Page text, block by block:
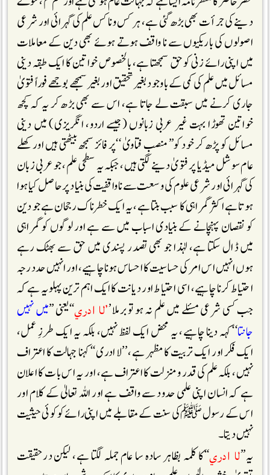
دینے کی جرأت بھی بڑھ گئی ہے، ہر کس و ناکس علم کی گہرائی اور شرعی
اصولوں کی باریکیوں سے نا واقف ہوتے ہوئے بھی دین کے معاملات
میں اپنی رائے زنی کو حق سمجھتا ہے، بالخصوص خواتین کا ایک طبقہ دینی
مسائل میں علم کی کمی کے باوجود بغیر تحقیق اور بغیر سمجھے بوجھے فوراً فتویٰ
جاری کرنے میں سبقت لے جاتا ہے، اس سے بھی بڑھ کر یہ کہ کچھ
خواتین تھوڑا بہت غیر عربی زبانوں (جیسے اردو، انگریزی) میں دینی
مسائل کو پڑھ کر خود کو’’ منصب فتاویٰ ‘‘پر فائز سمجھ بیٹھتی ہیں اور کھلے
عام سوشل میڈیا پر فتویٰ دینے لگتی ہیں، جبکہ یہ سطحی علم، جو عربی زبان
کی گہرائی اور شرعی علوم کی وسعت سے ناواقفیت کی بنیاد پر حاصل کیا ہوا
ہوتا ہے اکثر گمراہی کا سبب بنتا ہے، یہ ایک خطرناک رجحان ہے جو دین
کو نقصان پہنچانے کے بنیادی اسباب میں سے ہے اور لوگوں کو گمراہی
میں ڈال سکتا ہے، لہٰذا جو بھی تصدر پسندی میں حق سے بھٹک رہے
ہوں انہیں اس امر کی حساسیت کا احساس ہونا چاہیے، اور انہیں حد درجہ
احتیاط کرنا چاہیے، اسی احتیاط اور دیانت کا ایک اہم ترین پہلو یہ ہے کہ
جب کسی شرعی مسئلے میں علم نہ ہو تو برملا ’’لا ادري‘‘یعنی ’’میں نہیں
جانتا‘‘کہہ دینا چاہیے، یہ محض ایک لفظ نہیں، بلکہ یہ ایک طرزِ عمل،
ایک فکر اور ایک تربیت کا مظہر ہے، ’’لا ادری‘‘کہنا جہالت کا اعتراف
نہیں، بلکہ علم کی قدر و منزلت کا اعتراف ہے، اور یہ اس بات کا اعلان
ہے کہ انسان اپنی علمی حدود سے واقف ہے اور اللہ تعالیٰ کے کلام اور
اس کے رسولﷺکی سنت کے مقابلے میں اپنی رائے کو کوئی حیثیت
نہیں دیتا۔
یہ’’لا ادري‘‘کا کلمہ بظاہر سادہ سا عام جملہ لگتا ہے، لیکن درحقیقت